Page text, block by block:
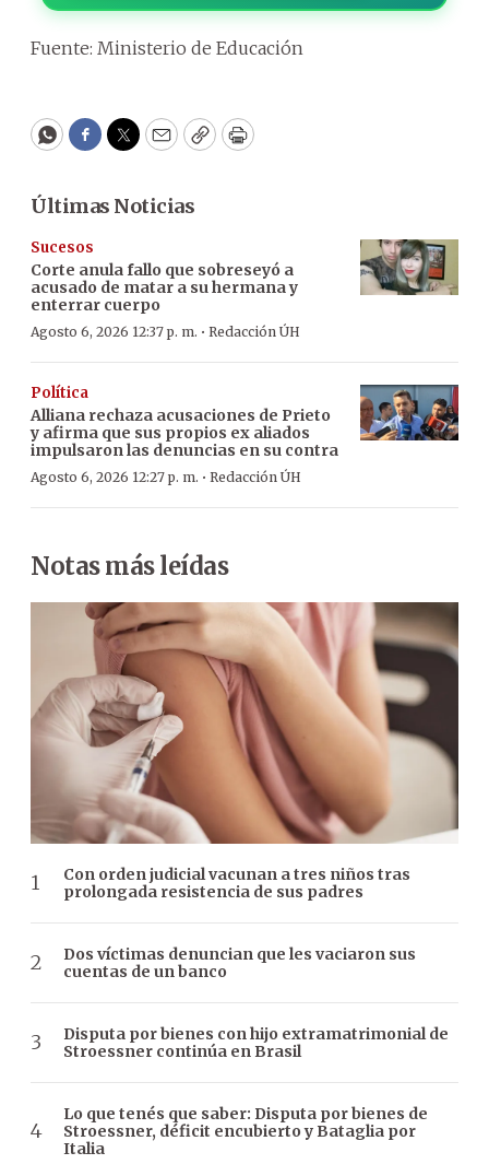
Fuente: Ministerio de Educación
WhatsApp
Facebook
Twitter
EmailCopyPrint
Últimas Noticias
Sucesos
Corte anula fallo que sobreseyó a
acusado de matar a su hermana y
enterrar cuerpo
Agosto 6, 2026 12:37 p. m. · Redacción ÚH
Política
Alliana rechaza acusaciones de Prieto
y afirma que sus propios ex aliados
impulsaron las denuncias en su contra
Agosto 6, 2026 12:27 p. m. · Redacción ÚH
Notas más leídas
Con orden judicial vacunan a tres niños tras
prolongada resistencia de sus padres
Dos víctimas denuncian que les vaciaron sus
cuentas de un banco
Disputa por bienes con hijo extramatrimonial de
Stroessner continúa en Brasil
Lo que tenés que saber: Disputa por bienes de
Stroessner, déficit encubierto y Bataglia por
Italia